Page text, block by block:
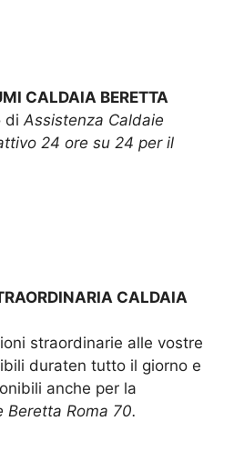
CALDAIA BERETTA
diAssistenza Caldaie
24 ore su 24 per il
CALDAIA
straordinarie alle vostre
duraten tutto il giorno e
anche per la
Beretta Roma 70.